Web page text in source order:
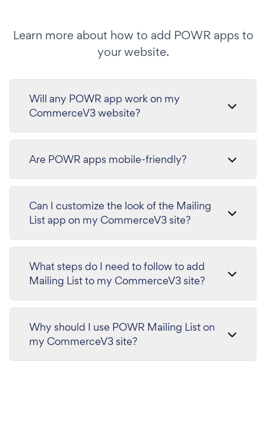
Learn more about how to add POWR apps to
your website.
Will any POWR app work on my
CommerceV3 website?
Are POWR apps mobile-friendly?
Can I customize the look of the Mailing
List app on my CommerceV3 site?
What steps do I need to follow to add
Mailing List to my CommerceV3 site?
Why should I use POWR Mailing List on
my CommerceV3 site?